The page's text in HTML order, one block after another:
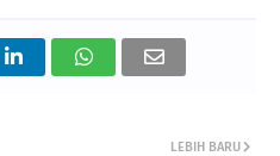
LEBIH BARU